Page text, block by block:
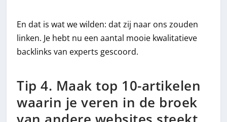
En dat is wat we wilden: dat zij naar ons zouden
linken. Je hebt nu een aantal mooie kwalitatieve
backlinks van experts gescoord.
Tip 4. Maak top 10-artikelen
waarin je veren in de broek